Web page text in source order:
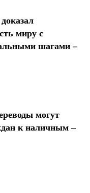
миру с
шагами –
могут
к наличным –